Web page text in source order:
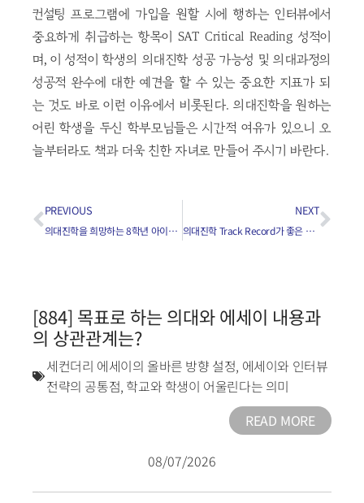
컨설팅 프로그램에 가입을 원할 시에 행하는 인터뷰에서
중요하게 취급하는 항목이 SAT Critical Reading 성적이
며, 이 성적이 학생의 의대진학 성공 가능성 및 의대과정의
성공적 완수에 대한 예견을 할 수 있는 중요한 지표가 되
는 것도 바로 이런 이유에서 비롯된다. 의대진학을 원하는
어린 학생을 두신 학부모님들은 시간적 여유가 있으니 오
늘부터라도 책과 더욱 친한 자녀로 만들어 주시기 바란다.
PREVIOUS
의대진학을 희망하는 8학년 아이에게 무슨 준비를 시켜야 하나요?
NEXT
의대진학 Track Record가 좋은 대학은 어떤 대학인가요?
[884] 목표로 하는 의대와 에세이 내용과
의 상관관계는?
세컨더리 에세이의 올바른 방향 설정, 에세이와 인터뷰
전략의 공통점, 학교와 학생이 어울린다는 의미
READ MORE
08/07/2026